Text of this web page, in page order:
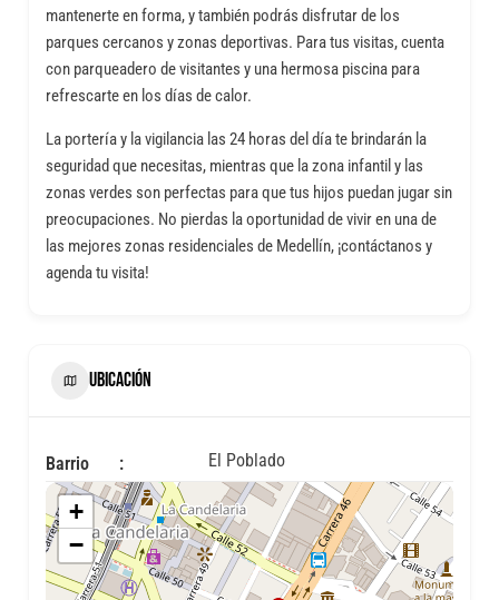
mantenerte en forma, y también podrás disfrutar de los
parques cercanos y zonas deportivas. Para tus visitas, cuenta
con parqueadero de visitantes y una hermosa piscina para
refrescarte en los días de calor.
La portería y la vigilancia las 24 horas del día te brindarán la
seguridad que necesitas, mientras que la zona infantil y las
zonas verdes son perfectas para que tus hijos puedan jugar sin
preocupaciones. No pierdas la oportunidad de vivir en una de
las mejores zonas residenciales de Medellín, ¡contáctanos y
agenda tu visita!
UBICACIÓN
Barrio El Poblado
+
−